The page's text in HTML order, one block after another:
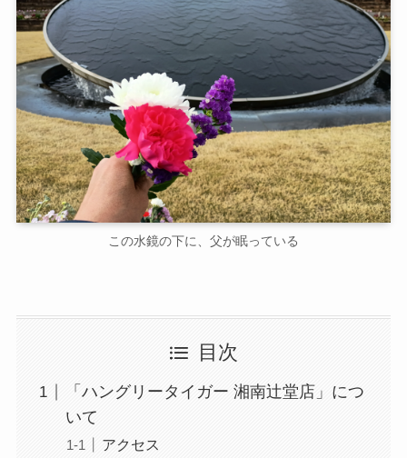
この水鏡の下に、父が眠っている
目次
「ハングリータイガー 湘南辻堂店」につ
いて
アクセス